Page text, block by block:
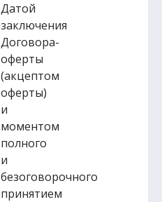
Датой
заключения
Договора-
оферты
(акцептом
оферты)
и
моментом
полного
и
безоговорочного
принятием